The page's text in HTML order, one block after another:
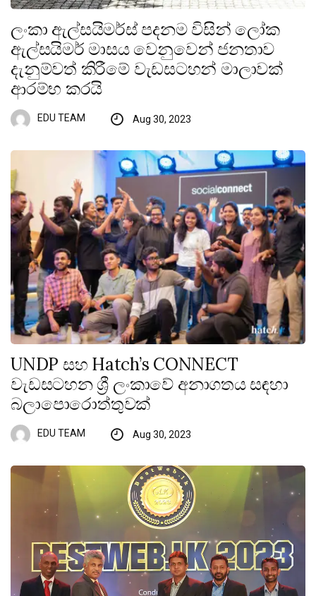
ලංකා ඇල්සයිමර්ස් පදනම විසින් ලෝක
ඇල්සයිමර් මාසය වෙනුවෙන් ජනතාව
දැනුම්වත් කිරීමේ වැඩසටහන් මාලාවක්
ආරම්භ කරයි
EDU TEAM Aug 30, 2023
UNDP සහ Hatch’s CONNECT
වැඩසටහන ශ්‍රී ලංකාවේ අනාගතය සඳහා
බලාපොරොත්තුවක්
EDU TEAM Aug 30, 2023